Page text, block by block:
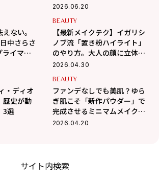
2026.06.20
ない。
中さらさ
イマー3
BEAUTY
【最新メイクテク】イガリシ
ノブ流「置き粉ハイライト」
のやり方。大人の顔に立体感
を与える、発光肌作りの全工
2026.04.30
・ディオ
歴史が動
3選
BEAUTY
ファンデなしでも美肌？ゆら
ぎ肌こそ「新作パウダー」で
完成させるミニマムメイクが
正解
2026.04.20
サイト内検索